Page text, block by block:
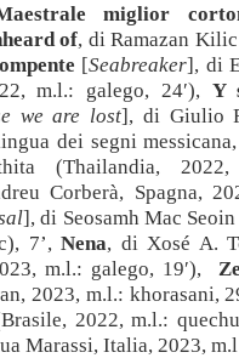
miglior
of, di Ramazan
[Seabreaker], di
m.l.: galego, 24′), Y
we are lost], di Giulio
dei segni
(Thailandia,
Corberà, Spagna,
], di Seosamh Mac
7’, Nena, di Xosé A.
m.l.: galego, 19′),
2023, m.l.: khorasani,
2022, m.l.:
Marassi, Italia, 2023,